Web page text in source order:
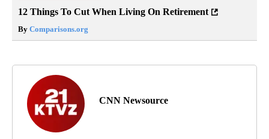
12 Things To Cut When Living On Retirement
By Comparisons.org
CNN Newsource